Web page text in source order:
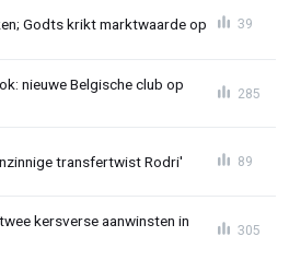
Godts krikt marktwaarde op 39
nieuwe Belgische club op
285
transfertwist Rodri' 89
kersverse aanwinsten in
305